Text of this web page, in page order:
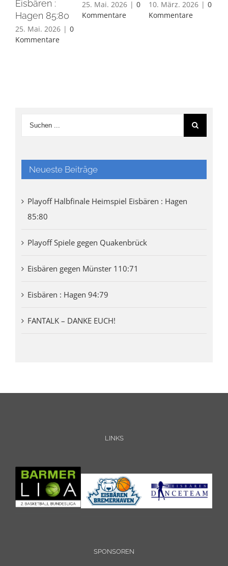
Eisbären :
Hagen 85:80
25. Mai. 2026 | 0
Kommentare
25. Mai. 2026 | 0
Kommentare
10. März. 2026 | 0
Kommentare
Neueste Beiträge
Playoff Halbfinale Heimspiel Eisbären : Hagen
85:80
Playoff Spiele gegen Quakenbrück
Eisbären gegen Münster 110:71
Eisbären : Hagen 94:79
FANTALK – DANKE EUCH!
LINKS
SPONSOREN